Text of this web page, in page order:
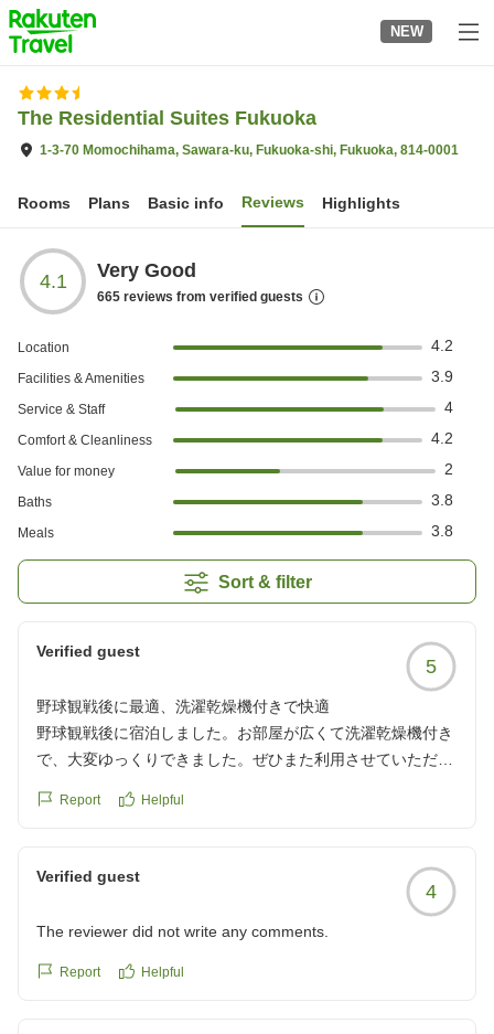
to
top
page
NEW
The Residential Suites Fukuoka
1-3-70 Momochihama, Sawara-ku, Fukuoka-shi, Fukuoka, 814-0001
Rooms Plans Basic info Reviews Highlights
4.1 Very Good
665 reviews from verified guests
Location 4.2
Facilities & Amenities 3.9
Service & Staff 4
Comfort & Cleanliness 4.2
Value for money 2
Baths 3.8
Meals 3.8
Sort & filter
Verified guest
5
野球観戦後に最適、洗濯乾燥機付きで快適
野球観戦後に宿泊しました。お部屋が広くて洗濯乾燥機付き
で、大変ゆっくりできました。ぜひまた利用させていただき
クチコミの詳細はこちらから
Report Helpful
Verified guest
4
The reviewer did not write any comments.
Report Helpful